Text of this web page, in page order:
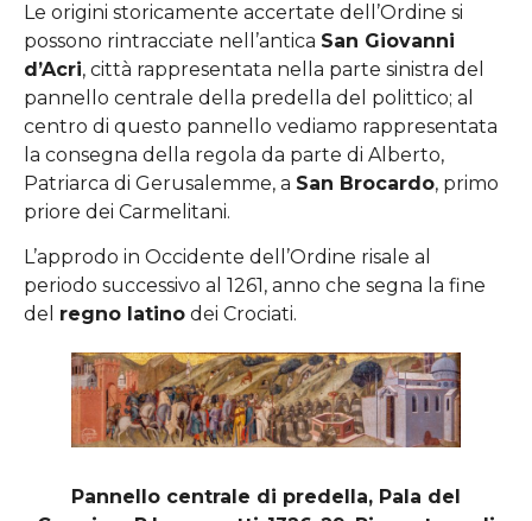
Le origini storicamente accertate dell’Ordine si
possono rintracciate nell’antica San Giovanni
d’Acri, città rappresentata nella parte sinistra del
pannello centrale della predella del polittico; al
centro di questo pannello vediamo rappresentata
la consegna della regola da parte di Alberto,
Patriarca di Gerusalemme, a San Brocardo, primo
priore dei Carmelitani.
L’approdo in Occidente dell’Ordine risale al
periodo successivo al 1261, anno che segna la fine
del regno latino dei Crociati.
Pannello centrale di predella, Pala del